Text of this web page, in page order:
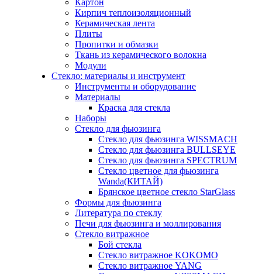
Картон
Кирпич теплоизоляционный
Керамическая лента
Плиты
Пропитки и обмазки
Ткань из керамического волокна
Модули
Стекло: материалы и инструмент
Инструменты и оборудование
Материалы
Краска для стекла
Наборы
Стекло для фьюзинга
Стекло для фьюзинга WISSMACH
Стекло для фьюзинга BULLSEYE
Стекло для фьюзинга SPECTRUM
Стекло цветное для фьюзинга
Wanda(КИТАЙ)
Брянское цветное стекло StarGlass
Формы для фьюзинга
Литература по стеклу
Печи для фьюзинга и моллирования
Стекло витражное
Бой стекла
Стекло витражное KOKOMO
Стекло витражное YANG